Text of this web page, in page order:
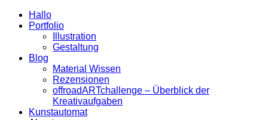
Hallo
Portfolio
Illustration
Gestaltung
Blog
Material Wissen
Rezensionen
offroadARTchallenge – Überblick der
Kreativaufgaben
Kunstautomat